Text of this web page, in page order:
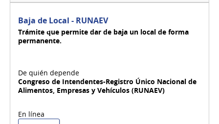
o
personal
dependiente
de
ante
la
DI.GE.F.E.
Baja de Local - RUNAEV
Trámite que permite dar de baja un local de forma
permanente.
Congreso de Intendentes-Registro Único Nacional de
Alimentos, Empresas y Vehículos (RUNAEV)